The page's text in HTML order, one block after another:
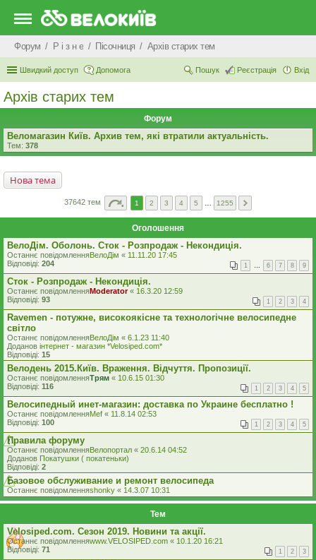
Форум Р i з н е Пісочниця Архів старих тем
Швидкий доступ Допомога Вхід
Реєстрація
Пошук
Архів старих тем
Форум
Веломагазин Київ. Архив тем, які втратили актуальність.
Тем: 378
Нова тема
37642 тем 1 2 3 4 5 1255
Оголошення
ВелоДім. Оболонь. Сток - Розпродаж - Некондиція.
Останнє повідомленняВелоДім « 11.11.20 17:45
Відповіді: 204 1 … 6 7 8 9
Сток - Розпродаж - Некондиція.
Останнє повідомленняModerator« 16.3.20 12:59
Відповіді: 93 1 2 3 4
Ravemen - потужне, високоякісне та технологічне велосипедне
світло
Останнє повідомленняВелоДім « 6.1.23 11:40
Доданов iнтернет - магазин *Velosiped.com*
Відповіді: 15
Велодень 2015.Київ. Враження. Відчуття. Пропозиції.
Останнє повідомленняТрям « 10.6.15 01:30
Відповіді: 116 1 2 3 4 5
Велосипедный инет-магазин: доставка по Украине бесплатно !
Останнє повідомленняMef « 11.8.14 02:53
Відповіді: 100 1 2 3 4 5
Правила форуму
Останнє повідомленняВелопортал « 20.6.14 04:52
Доданов Покатушки ( покатеньки)
Відповіді: 2
Базовое обслуживание и ремонт велосипеда
Останнє повідомленняshonky « 14.3.07 10:31
Тем
Velosiped.com. Сезон 2019. Новини та акції.
Останнє повідомленняwww.VELOSIPED.com « 10.1.20 16:21
Відповіді: 71 1 2 3